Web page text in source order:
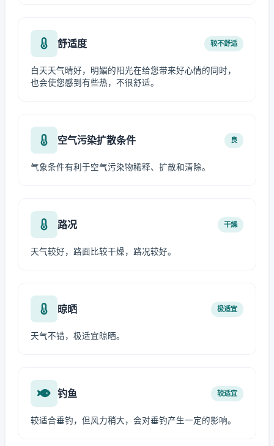
舒适度 较不舒适
白天天气晴好，明媚的阳光在给您带来好心情的同时，
也会使您感到有些热，不很舒适。
空气污染扩散条件 良
气象条件有利于空气污染物稀释、扩散和清除。
路况 干燥
天气较好，路面比较干燥，路况较好。
晾晒 极适宜
天气不错，极适宜晾晒。
钓鱼 较适宜
较适合垂钓，但风力稍大，会对垂钓产生一定的影响。